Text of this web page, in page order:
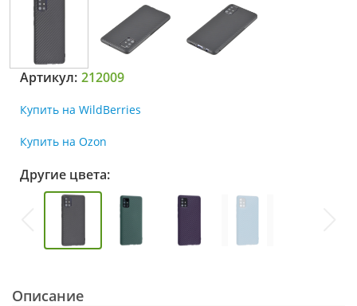
Артикул: 212009
Купить на WildBerries
Купить на Ozon
Другие цвета:
Описание